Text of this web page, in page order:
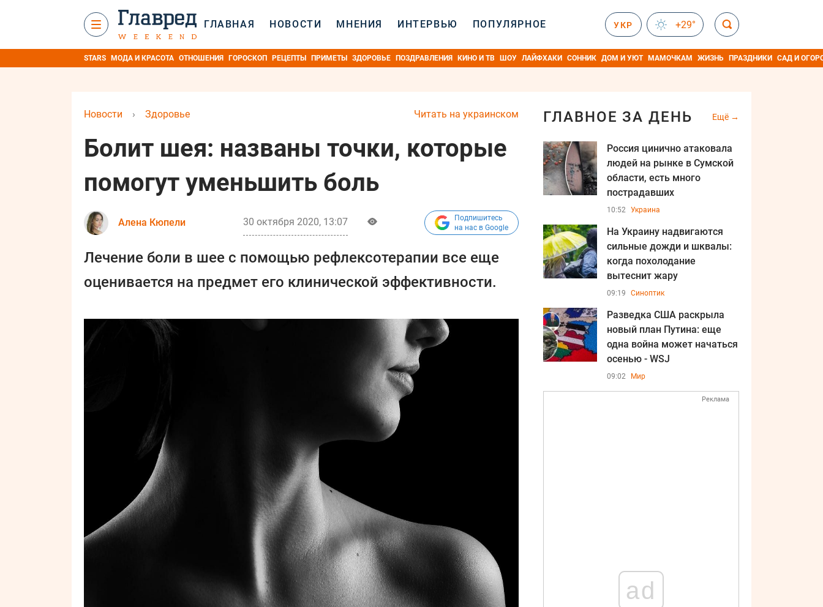
ГЛАВНАЯ НОВОСТИ МНЕНИЯ ИНТЕРВЬЮ ПОПУЛЯРНОЕ УКР +29°
STARS МОДА И КРАСОТА ОТНОШЕНИЯ ГОРОСКОП РЕЦЕПТЫ ПРИМЕТЫ ЗДОРОВЬЕ ПОЗДРАВЛЕНИЯ КИНО И ТВ ШОУ ЛАЙФХАКИ СОННИК ДОМ И УЮТ МАМОЧКАМ ЖИЗНЬ ПРАЗДНИКИ САД И
Читать на украинском
Новости › Здоровье
Болит шея: названы точки, которые
помогут уменьшить боль
Алена Кюпели 30 октября 2020, 13:07
Подпишитесь
на нас в Google
Лечение боли в шее с помощью рефлексотерапии все еще
оценивается на предмет его клинической эффективности.
ГЛАВНОЕ ЗА ДЕНЬ Ещё
Россия цинично атаковала
людей на рынке в Сумской
области, есть много
пострадавших
10:52 Украина
На Украину надвигаются
сильные дожди и шквалы:
когда похолодание
вытеснит жару
09:19 Синоптик
Разведка США раскрыла
новый план Путина: еще
одна война может начаться
осенью - WSJ
09:02 Мир
Реклама
ad